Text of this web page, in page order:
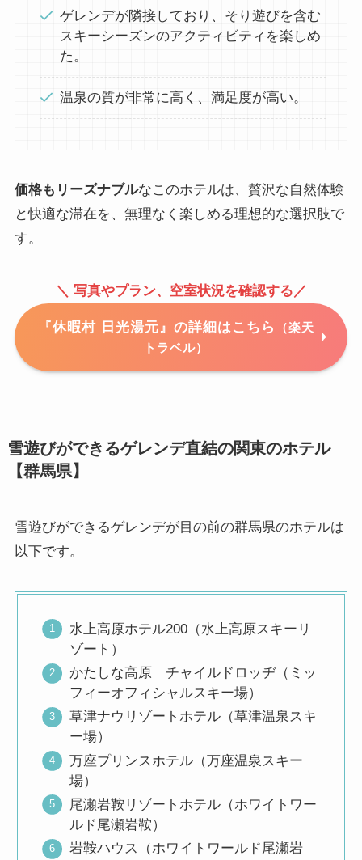
ゲレンデが隣接しており、そり遊びを含む
スキーシーズンのアクティビティを楽しめ
た。
温泉の質が非常に高く、満足度が高い。
価格もリーズナブルなこのホテルは、贅沢な自然体験
と快適な滞在を、無理なく楽しめる理想的な選択肢で
す。
＼ 写真やプラン、空室状況を確認する／
『休暇村 日光湯元』の詳細はこちら
（楽天
トラベル）
雪遊びができるゲレンデ直結の関東のホテル
【群馬県】
雪遊びができるゲレンデが目の前の群馬県のホテルは
以下です。
水上高原ホテル200（水上高原スキーリ
ゾート）
かたしな高原 チャイルドロッヂ（ミッ
フィーオフィシャルスキー場）
草津ナウリゾートホテル（草津温泉スキ
ー場）
万座プリンスホテル（万座温泉スキー
場）
尾瀬岩鞍リゾートホテル（ホワイトワー
ルド尾瀬岩鞍）
岩鞍ハウス（ホワイトワールド尾瀬岩